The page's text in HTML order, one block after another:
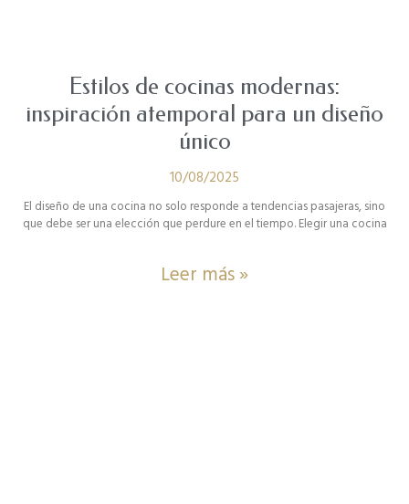
Estilos de cocinas modernas:
inspiración atemporal para un diseño
único
10/08/2025
El diseño de una cocina no solo responde a tendencias pasajeras, sino
que debe ser una elección que perdure en el tiempo. Elegir una cocina
Leer más »